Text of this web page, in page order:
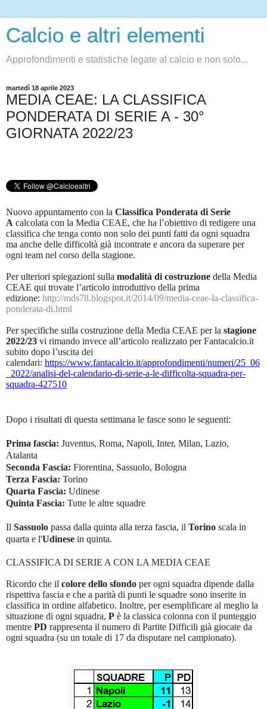
Calcio e altri elementi
Approfondimenti e statistiche legate al calcio e non solo...
martedì 18 aprile 2023
MEDIA CEAE: LA CLASSIFICA
PONDERATA DI SERIE A - 30°
GIORNATA 2022/23
Nuovo appuntamento con la Classifica Ponderata di Serie
A calcolata con la Media CEAE, che ha l’obiettivo di redigere una
classifica che tenga conto non solo dei punti fatti da ogni squadra
ma anche delle difficoltà già incontrate e ancora da superare per
ogni team nel corso della stagione.
Per ulteriori spiegazioni sulla modalità di costruzione della Media
CEAE qui trovate l’articolo introduttivo della prima
edizione: http://mds78.blogspot.it/2014/09/media-ceae-la-classifica-
ponderata-di.html
Per specifiche sulla costruzione della Media CEAE per la stagione
2022/23 vi rimando invece all’articolo realizzato per Fantacalcio.it
subito dopo l’uscita dei
calendari: https://www.fantacalcio.it/approfondimenti/numeri/25_06
_2022/analisi-del-calendario-di-serie-a-le-difficolta-squadra-per-
squadra-427510
Dopo i risultati di questa settimana le fasce sono le seguenti:
Prima fascia: Juventus, Roma, Napoli, Inter, Milan, Lazio,
Atalanta
Seconda Fascia: Fiorentina, Sassuolo, Bologna
Terza Fascia: Torino
Quarta Fascia: Udinese
Quinta Fascia: Tutte le altre squadre
Il Sassuolo passa dalla quinta alla terza fascia, il Torino scala in
quarta e l'Udinese in quinta.
CLASSIFICA DI SERIE A CON LA MEDIA CEAE
Ricordo che il colore dello sfondo per ogni squadra dipende dalla
rispettiva fascia e che a parità di punti le squadre sono inserite in
classifica in ordine alfabetico. Inoltre, per esemplificare al meglio la
situazione di ogni squadra, P è la classica colonna con il punteggio
mentre PD rappresenta il numero di Partite Difficili già giocate da
ogni squadra (su un totale di 17 da disputare nel campionato).